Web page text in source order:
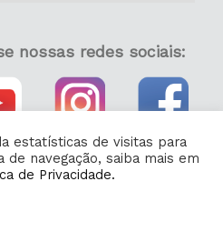
nossas redes sociais:
estatísticas de visitas para
de navegação, saiba mais em
de Privacidade.